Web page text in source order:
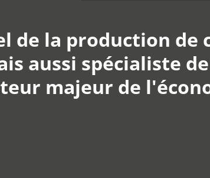
de la production de
aussi spécialiste
majeur de